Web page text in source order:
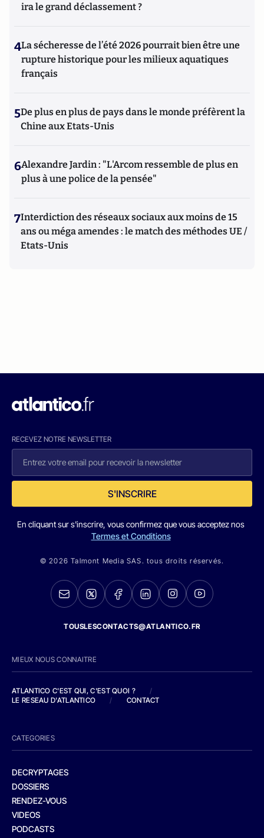
ira le grand déclassement ?
4La sécheresse de l’été 2026 pourrait bien être une
rupture historique pour les milieux aquatiques
français
5De plus en plus de pays dans le monde préfèrent la
Chine aux Etats-Unis
6Alexandre Jardin : "L'Arcom ressemble de plus en
plus à une police de la pensée"
7Interdiction des réseaux sociaux aux moins de 15
ans ou méga amendes : le match des méthodes UE /
Etats-Unis
RECEVEZ NOTRE NEWSLETTER
S'INSCRIRE
En cliquant sur s'inscrire, vous confirmez que vous acceptez nos
Termes et Conditions
© 2026 Talmont Media SAS. tous droits réservés.
TOUSLESCONTACTS@ATLANTICO.FR
MIEUX NOUS CONNAITRE
ATLANTICO C'EST QUI, C'EST QUOI ?
/
LE RESEAU D'ATLANTICO
/ CONTACT
CATEGORIES
DECRYPTAGES
DOSSIERS
RENDEZ-VOUS
VIDEOS
PODCASTS